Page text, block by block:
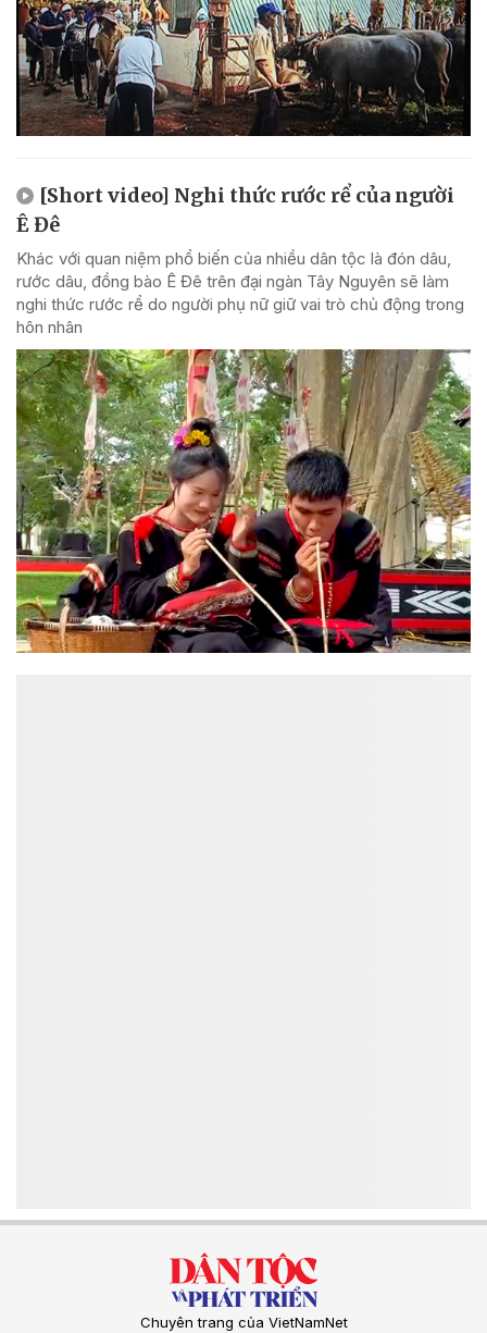
[Short video] Nghi thức rước rể của người
Ê Đê
Khác với quan niệm phổ biến của nhiều dân tộc là đón dâu,
rước dâu, đồng bào Ê Đê trên đại ngàn Tây Nguyên sẽ làm
nghi thức rước rể do người phụ nữ giữ vai trò chủ động trong
hôn nhân
Chuyên trang của VietNamNet